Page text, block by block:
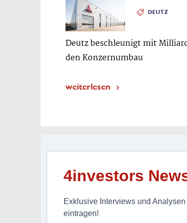
DEUTZ
Deutz beschleunigt mit
den Konzernumbau
weiterlesen
4investors
Exklusive Interviews und
eintragen!